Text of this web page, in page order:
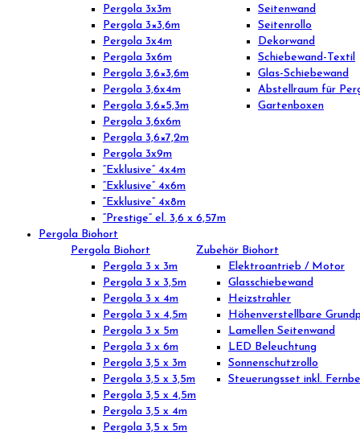
Pergola 3x3m
Pergola 3×3,6m
Pergola 3x4m
Pergola 3x6m
Pergola 3,6×3,6m
Pergola 3,6x4m
Pergola 3,6×5,3m
Pergola 3,6x6m
Pergola 3,6×7,2m
Pergola 3x9m
“Exklusive” 4x4m
“Exklusive” 4x6m
“Exklusive” 4x8m
“Prestige” el. 3,6 x 6,57m
Seitenwand
Seitenrollo
Dekorwand
Schiebewand-Textil
Glas-Schiebewand
Abstellraum für
Gartenboxen
Pergola Biohort
Pergola Biohort
Pergola 3 x 3m
Pergola 3 x 3,5m
Pergola 3 x 4m
Pergola 3 x 4,5m
Pergola 3 x 5m
Pergola 3 x 6m
Pergola 3,5 x 3m
Pergola 3,5 x 3,5m
Pergola 3,5 x 4,5m
Pergola 3,5 x 4m
Pergola 3,5 x 5m
Zubehör Biohort
Elektroantrieb / Motor
Glasschiebewand
Heizstrahler
Höhenverstellbare
Lamellen Seitenwand
LED Beleuchtung
Sonnenschutzrollo
Steuerungsset inkl.